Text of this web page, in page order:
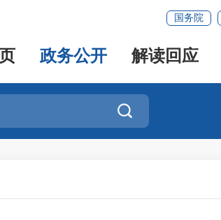
国务院
政务公开 解读回应
